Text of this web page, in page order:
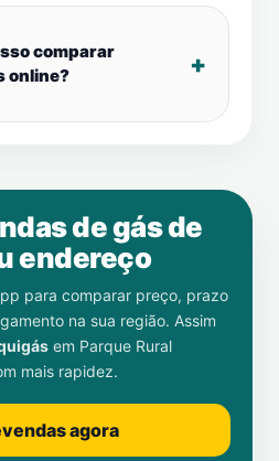
comparar
online?
de gás de
endereço
para comparar preço, prazo
na sua região. Assim
em Parque Rural
mais rapidez.
agora